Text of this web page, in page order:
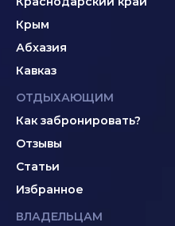
Крым
Абхазия
Кавказ
ОТДЫХАЮЩИМ
Как забронировать?
Отзывы
Статьи
Избранное
ВЛАДЕЛЬЦАМ